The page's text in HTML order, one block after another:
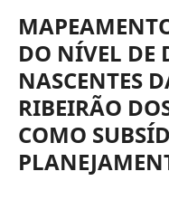
DO NÍVEL DE
NASCENTES
RIBEIRÃO
COMO